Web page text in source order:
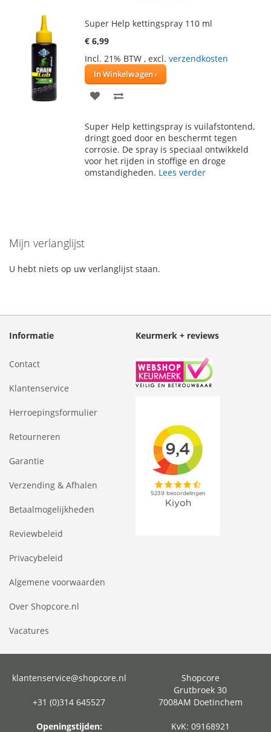
Super Help kettingspray 110 ml
€ 6,99
Incl. 21% BTW , excl. verzendkosten
In Winkelwagen
VOEG
AAN
VERLANGLIJST
TE
VERGELIJKEN
Super Help kettingspray is vuilafstontend,
dringt goed door en beschermt tegen
corrosie. De spray is speciaal ontwikkeld
voor het rijden in stoffige en droge
omstandigheden. Lees verder
Mijn verlanglijst
U hebt niets op uw verlanglijst staan.
Informatie
Contact
Klantenservice
Herroepingsformulier
Retourneren
Garantie
Verzending & Afhalen
Betaalmogelijkheden
Reviewbeleid
Privacybeleid
Algemene voorwaarden
Over Shopcore.nl
Vacatures
Keurmerk + reviews
klantenservice@shopcore.nl
+31 (0)314 645527
Openingstijden:
Shopcore
Grutbroek 30
7008AM Doetinchem
KvK: 09168921